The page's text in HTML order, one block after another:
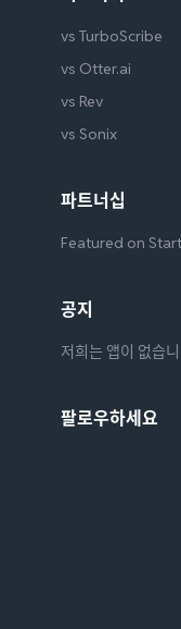
vs TurboScribe
vs Otter.ai
vs Rev
vs Sonix
파트너십
Featured on
공지
저희는 앱이 없습
팔로우하세요